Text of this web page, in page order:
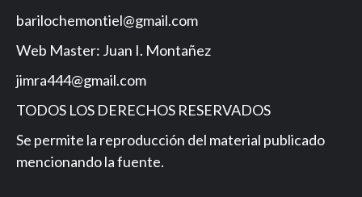
barilochemontiel@gmail.com
Web Master: Juan I. Montañez
jimra444@gmail.com
TODOS LOS DERECHOS RESERVADOS
Se permite la reproducción del material publicado
mencionando la fuente.